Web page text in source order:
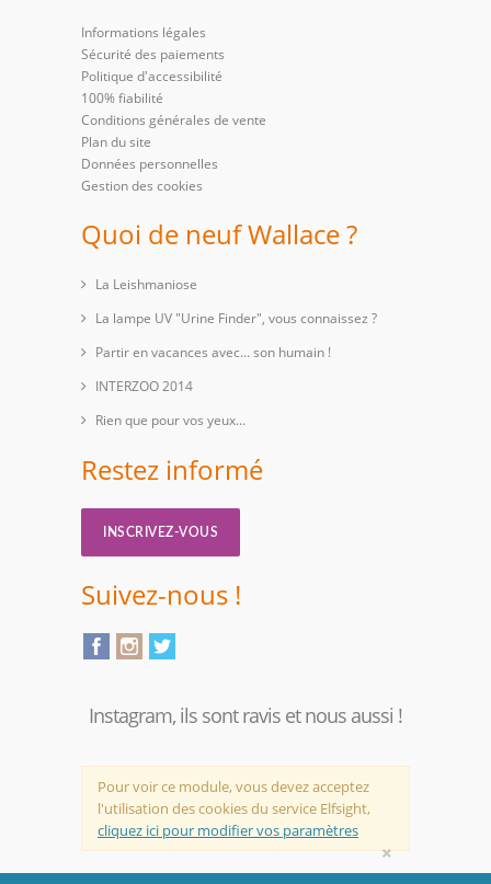
Informations légales
Sécurité des paiements
Politique d'accessibilité
100% fiabilité
Conditions générales de vente
Plan du site
Données personnelles
Gestion des cookies
Quoi de neuf Wallace ?
La Leishmaniose
La lampe UV "Urine Finder", vous connaissez ?
Partir en vacances avec… son humain !
INTERZOO 2014
Rien que pour vos yeux...
Restez informé
INSCRIVEZ-VOUS
Suivez-nous !
Instagram, ils sont ravis et nous aussi !
Pour voir ce module, vous devez acceptez
l'utilisation des cookies du service Elfsight,
cliquez ici pour modifier vos paramètres
×